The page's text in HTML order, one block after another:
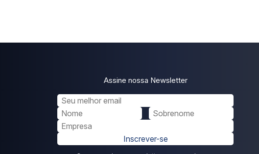
Assine nossa Newsletter
Inscrever-se